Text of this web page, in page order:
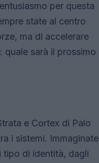
per questa
state al centro
ma di accelerare
quale sarà il prossimo
e Cortex di Palo
i sistemi. Immaginate
tipo di identità, dagli